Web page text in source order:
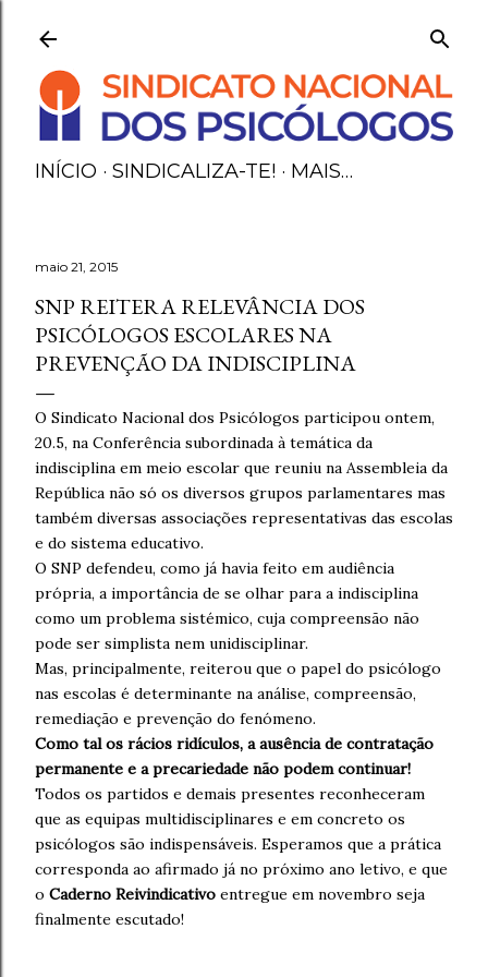
INÍCIO SINDICALIZA-TE! MAIS…
maio 21, 2015
SNP REITERA RELEVÂNCIA DOS
PSICÓLOGOS ESCOLARES NA
PREVENÇÃO DA INDISCIPLINA
O Sindicato Nacional dos Psicólogos participou ontem,
20.5, na Conferência subordinada à temática da
indisciplina em meio escolar que reuniu na Assembleia da
República não só os diversos grupos parlamentares mas
também diversas associações representativas das escolas
e do sistema educativo.
O SNP defendeu, como já havia feito em audiência
própria, a importância de se olhar para a indisciplina
como um problema sistémico, cuja compreensão não
pode ser simplista nem unidisciplinar.
Mas, principalmente, reiterou que o papel do psicólogo
nas escolas é determinante na análise, compreensão,
remediação e prevenção do fenómeno.
Como tal os rácios ridículos, a ausência de contratação
permanente e a precariedade não podem continuar!
Todos os partidos e demais presentes reconheceram
que as equipas multidisciplinares e em concreto os
psicólogos são indispensáveis. Esperamos que a prática
corresponda ao afirmado já no próximo ano letivo, e que
o Caderno Reivindicativo entregue em novembro seja
finalmente escutado!